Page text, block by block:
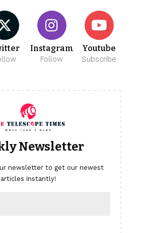
Instagram
Follow
Youtube
Subscribe
Newsletter
newsletter to get our newest
articles instantly!